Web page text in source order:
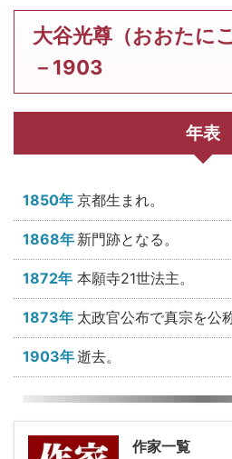
大谷光尊（おおたに
－1903
年表
1850年 京都生まれ。
1868年 新門跡となる。
1872年 本願寺21世法主。
1873年 太政官公布で真宗を公
1903年逝去。
作家一覧